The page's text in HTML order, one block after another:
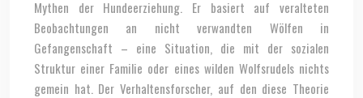
Mythen der Hundeerziehung. Er basiert auf veralteten
Beobachtungen an nicht verwandten Wölfen in
Gefangenschaft – eine Situation, die mit der sozialen
Struktur einer Familie oder eines wilden Wolfsrudels nichts
gemein hat. Der Verhaltensforscher, auf den diese Theorie